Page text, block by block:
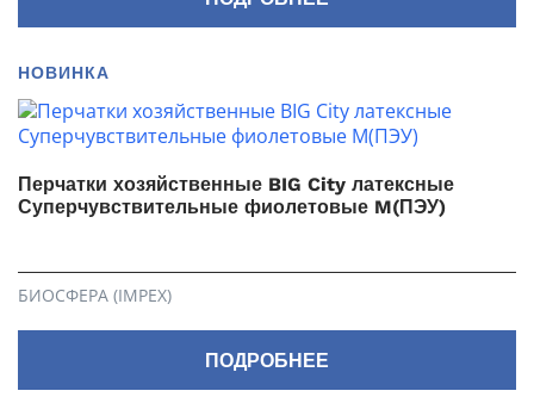
НОВИНКА
Перчатки хозяйственные BIG City латексные
Суперчувствительные фиолетовые M(ПЭУ)
БИОСФЕРА (IMPEX)
ПОДРОБНЕЕ